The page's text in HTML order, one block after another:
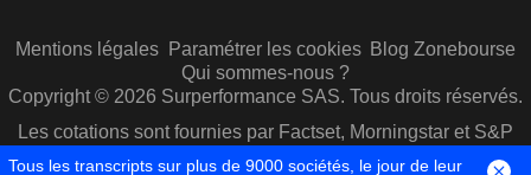
Mentions légales Paramétrer les cookies Blog Zonebourse
Qui sommes-nous ?
Copyright © 2026 Surperformance SAS. Tous droits réservés.
Les cotations sont fournies par Factset, Morningstar et S&P
Capital IQ
Tous les transcripts sur plus de 9000 sociétés, le jour de leur